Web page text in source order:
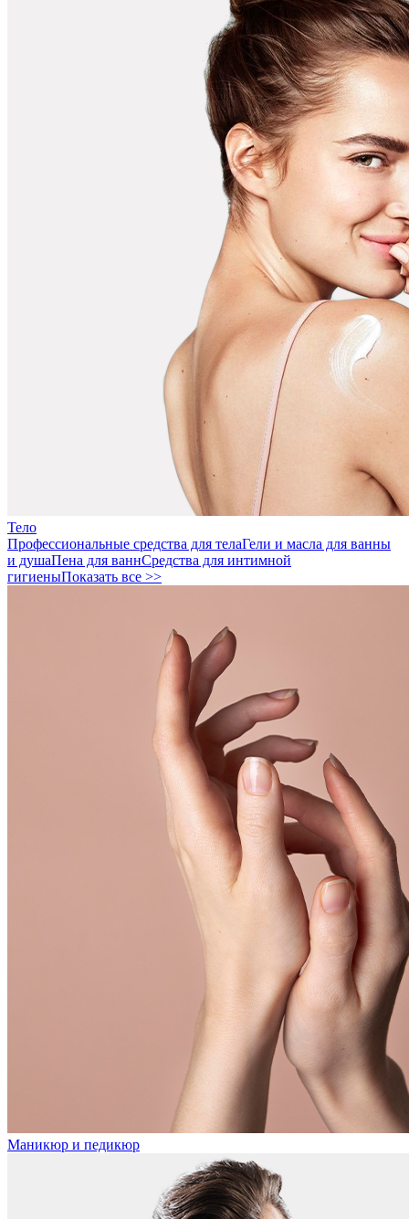
Тело
Профессиональные средства для телаГели и масла для ванны
и душаПена для ваннСредства для интимной
гигиеныПоказать все >>
Маникюр и педикюр